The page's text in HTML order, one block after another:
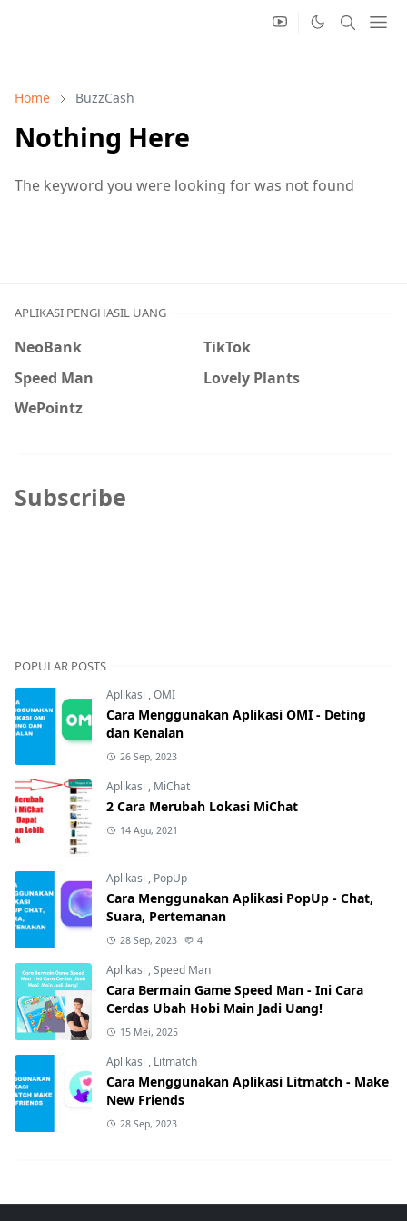
Home BuzzCash
Nothing Here
The keyword you were looking for was not found
APLIKASI PENGHASIL UANG
NeoBank
TikTok
Speed Man
Lovely Plants
WePointz
Subscribe
POPULAR POSTS
Aplikasi ,OMI
Cara Menggunakan Aplikasi OMI - Deting
dan Kenalan
26 Sep, 2023
Aplikasi , MiChat
2 Cara Merubah Lokasi MiChat
14 Agu, 2021
Aplikasi , PopUp
Cara Menggunakan Aplikasi PopUp - Chat,
Suara, Pertemanan
28 Sep, 2023 4
Aplikasi ,Speed Man
Cara Bermain Game Speed Man - Ini Cara
Cerdas Ubah Hobi Main Jadi Uang!
15 Mei, 2025
Aplikasi , Litmatch
Cara Menggunakan Aplikasi Litmatch - Make
New Friends
28 Sep, 2023